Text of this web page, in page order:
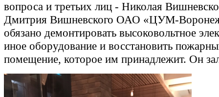
вопроса и третьих лиц - Николая
Дмитрия Вишневского ОАО «ЦУМ-
обязано демонтировать высоковольтное
иное оборудование и восстановить
помещение, которое им принадлежит. Он